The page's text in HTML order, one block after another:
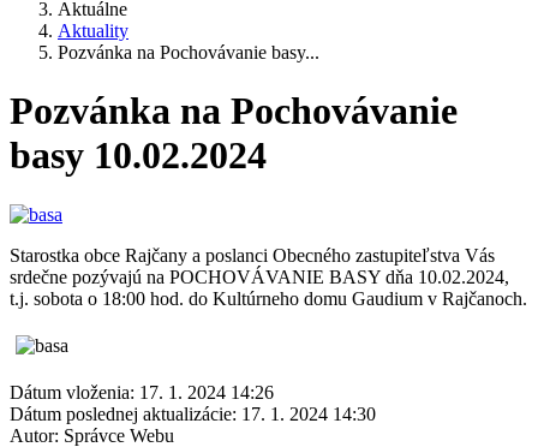
Aktuálne
Aktuality
Pozvánka na Pochovávanie basy...
Pozvánka na Pochovávanie
basy 10.02.2024
Starostka obce Rajčany a poslanci Obecného zastupiteľstva Vás
srdečne pozývajú na POCHOVÁVANIE BASY dňa 10.02.2024,
t.j. sobota o 18:00 hod. do Kultúrneho domu Gaudium v Rajčanoch.
Dátum vloženia: 17. 1. 2024 14:26
Dátum poslednej aktualizácie: 17. 1. 2024 14:30
Autor: Správce Webu